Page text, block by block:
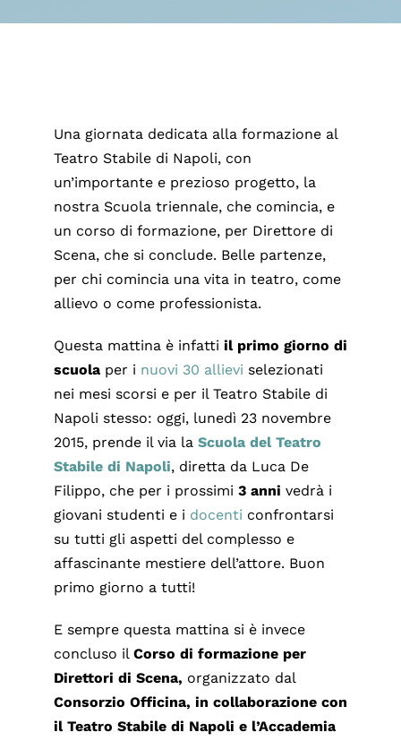
Una giornata dedicata alla formazione al
Teatro Stabile di Napoli, con
un’importante e prezioso progetto, la
nostra Scuola triennale, che comincia, e
un corso di formazione, per Direttore di
Scena, che si conclude. Belle partenze,
per chi comincia una vita in teatro, come
allievo o come professionista.
Questa mattina è infatti il primo giorno di
scuola per i nuovi 30 allievi selezionati
nei mesi scorsi e per il Teatro Stabile di
Napoli stesso: oggi, lunedì 23 novembre
2015, prende il via la Scuola del Teatro
Stabile di Napoli, diretta da Luca De
Filippo, che per i prossimi 3 anni vedrà i
giovani studenti e i docenti confrontarsi
su tutti gli aspetti del complesso e
affascinante mestiere dell’attore. Buon
primo giorno a tutti!
E sempre questa mattina si è invece
concluso il Corso di formazione per
Direttori di Scena, organizzato dal
Consorzio Officina, in collaborazione con
il Teatro Stabile di Napoli e l’Accademia